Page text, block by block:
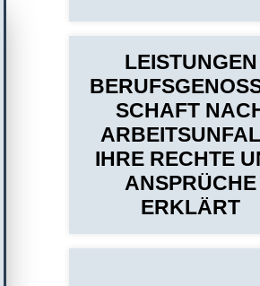
LEISTUNGEN
SCHAFT
IHRE RECHTE
ANSPRÜCHE
ERKLÄRT